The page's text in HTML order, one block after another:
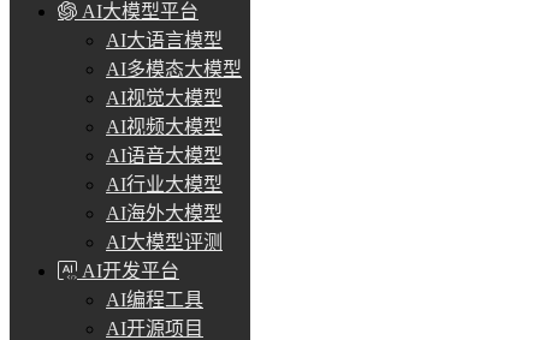
AI大模型平台
AI大语言模型
AI多模态大模型
AI视觉大模型
AI视频大模型
AI语音大模型
AI行业大模型
AI海外大模型
AI大模型评测
AI开发平台
AI编程工具
AI开源项目